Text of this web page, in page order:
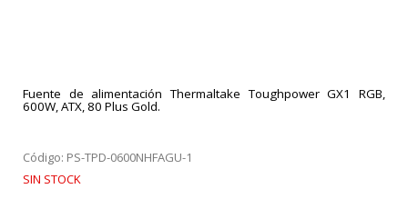
Fuente de alimentación Thermaltake Toughpower GX1 RGB,
600W, ATX, 80 Plus Gold.
Código: PS-TPD-0600NHFAGU-1
SIN STOCK